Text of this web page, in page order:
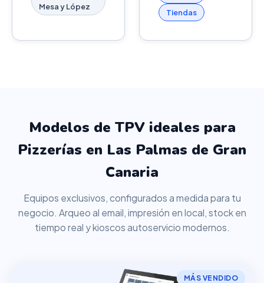
Mesa y López
Tiendas
Modelos de TPV ideales para
Pizzerías en Las Palmas de Gran
Canaria
Equipos exclusivos, configurados a medida para tu
negocio. Arqueo al email, impresión en local, stock en
tiempo real y kioscos autoservicio modernos.
MÁS VENDIDO